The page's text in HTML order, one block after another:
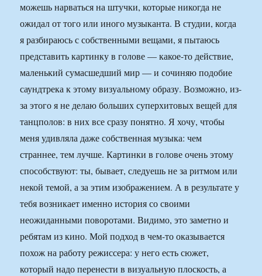
можешь нарваться на штучки, которые никогда не
ожидал от того или иного музыканта. В студии, когда
я разбираюсь с собственными вещами, я пытаюсь
представить картинку в голове — какое-то действие,
маленький сумасшедший мир — и сочиняю подобие
саундтрека к этому визуальному образу. Возможно, из-
за этого я не делаю больших суперхитовых вещей для
танцполов: в них все сразу понятно. Я хочу, чтобы
меня удивляла даже собственная музыка: чем
страннее, тем лучше. Картинки в голове очень этому
способствуют: ты, бывает, следуешь не за ритмом или
некой темой, а за этим изображением. А в результате у
тебя возникает именно история со своими
неожиданными поворотами. Видимо, это заметно и
ребятам из кино. Мой подход в чем-то оказывается
похож на работу режиссера: у него есть сюжет,
который надо перенести в визуальную плоскость, а